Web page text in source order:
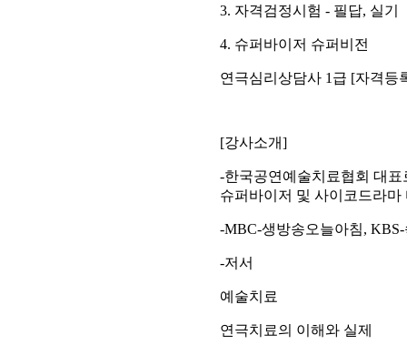
3. 자격검정시험- 필답, 실기
4. 슈퍼바이저 슈퍼비전
연극심리상담사 1 급 [자격등
[강사소개]
-한국공연예술치료협회 대
슈퍼바이저 및 사이코드라마
-MBC-생방송오늘아침, KBS-
-저서
예술치료
연극치료의 이해와 실제